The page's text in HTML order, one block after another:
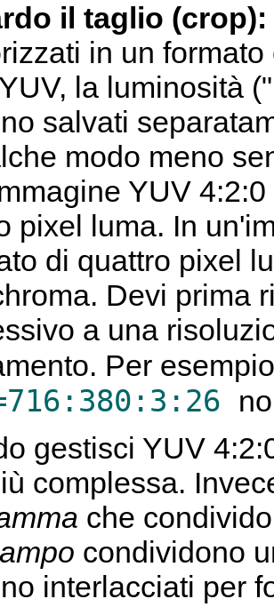
il taglio (crop):
in un
la luminosità
salvati
modo meno
YUV
pixel luma. In
di quattro pixel
Devi prima
a una
Per
gestisci YUV
complessa.
che
condividono
interlacciati per